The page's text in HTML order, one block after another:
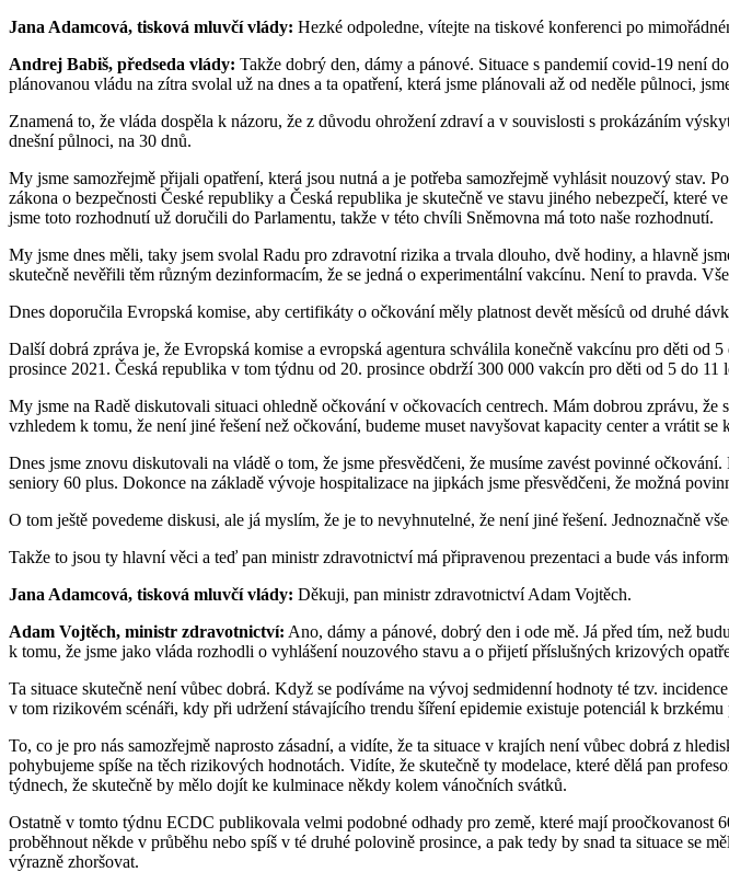
Jana Adamcová, tisková mluvčí vlády: Hezké odpoledne, vítejte na tiskové konferenci po
Andrej Babiš, předseda vlády: Takže dobrý den, dámy a pánové. Situace s pandemií covid-19 není
plánovanou vládu na zítra svolal už na dnes a ta opatření, která jsme plánovali až od neděle půlnoci,
Znamená to, že vláda dospěla k názoru, že z důvodu ohrožení zdraví a v souvislosti s prokázáním
dnešní půlnoci, na 30 dnů.
My jsme samozřejmě přijali opatření, která jsou nutná a je potřeba samozřejmě vyhlásit nouzový
zákona o bezpečnosti České republiky a Česká republika je skutečně ve stavu jiného nebezpečí,
jsme toto rozhodnutí už doručili do Parlamentu, takže v této chvíli Sněmovna má toto naše rozhodnutí.
My jsme dnes měli, taky jsem svolal Radu pro zdravotní rizika a trvala dlouho, dvě hodiny, a hlavně
skutečně nevěřili těm různým dezinformacím, že se jedná o experimentální vakcínu. Není to pravda.
Dnes doporučila Evropská komise, aby certifikáty o očkování měly platnost devět měsíců od druhé
Další dobrá zpráva je, že Evropská komise a evropská agentura schválila konečně vakcínu pro děti
prosince 2021. Česká republika v tom týdnu od 20. prosince obdrží 300 000 vakcín pro děti od 5 do 11
My jsme na Radě diskutovali situaci ohledně očkování v očkovacích centrech. Mám dobrou zprávu,
vzhledem k tomu, že není jiné řešení než očkování, budeme muset navyšovat kapacity center a vrátit
Dnes jsme znovu diskutovali na vládě o tom, že jsme přesvědčeni, že musíme zavést povinné
seniory 60 plus. Dokonce na základě vývoje hospitalizace na jipkách jsme přesvědčeni, že možná
O tom ještě povedeme diskusi, ale já myslím, že je to nevyhnutelné, že není jiné řešení. Jednoznačně
Takže to jsou ty hlavní věci a teď pan ministr zdravotnictví má připravenou prezentaci a bude vás
Jana Adamcová, tisková mluvčí vlády: Děkuji, pan ministr zdravotnictví Adam Vojtěch.
Adam Vojtěch, ministr zdravotnictví: Ano, dámy a pánové, dobrý den i ode mě. Já před tím, než
k tomu, že jsme jako vláda rozhodli o vyhlášení nouzového stavu a o přijetí příslušných krizových
Ta situace skutečně není vůbec dobrá. Když se podíváme na vývoj sedmidenní hodnoty té tzv.
v tom rizikovém scénáři, kdy při udržení stávajícího trendu šíření epidemie existuje potenciál k
To, co je pro nás samozřejmě naprosto zásadní, a vidíte, že ta situace v krajích není vůbec dobrá z
pohybujeme spíše na těch rizikových hodnotách. Vidíte, že skutečně ty modelace, které dělá pan
týdnech, že skutečně by mělo dojít ke kulminace někdy kolem vánočních svátků.
Ostatně v tomto týdnu ECDC publikovala velmi podobné odhady pro země, které mají
proběhnout někde v průběhu nebo spíš v té druhé polovině prosince, a pak tedy by snad ta situace se
výrazně zhoršovat.